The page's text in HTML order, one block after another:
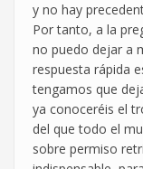
y no hay
Por tanto, a la
no puedo dejar a
respuesta rápida
tengamos que
ya conoceréis el
del que todo el
sobre permiso